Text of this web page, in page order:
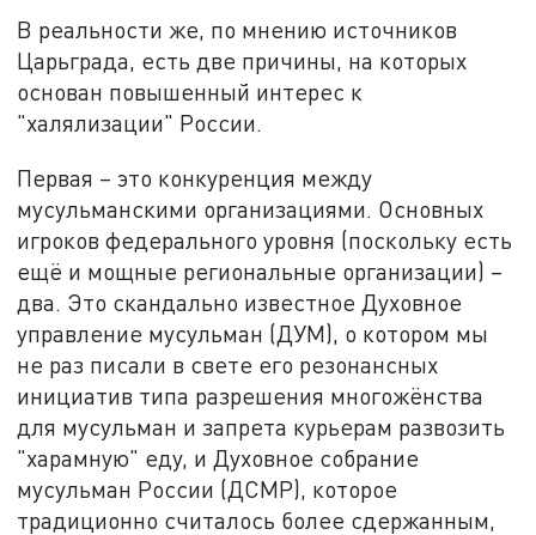
В реальности же, по мнению источников
Царьграда, есть две причины, на которых
основан повышенный интерес к
"халялизации" России.
Первая – это конкуренция между
мусульманскими организациями. Основных
игроков федерального уровня (поскольку есть
ещё и мощные региональные организации) –
два. Это скандально известное Духовное
управление мусульман (ДУМ), о котором мы
не раз писали в свете его резонансных
инициатив типа разрешения многожёнства
для мусульман и запрета курьерам развозить
"харамную" еду, и Духовное собрание
мусульман России (ДСМР), которое
традиционно считалось более сдержанным,